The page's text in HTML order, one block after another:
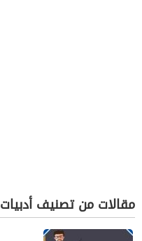
مقالات من تصنيف أدبيات